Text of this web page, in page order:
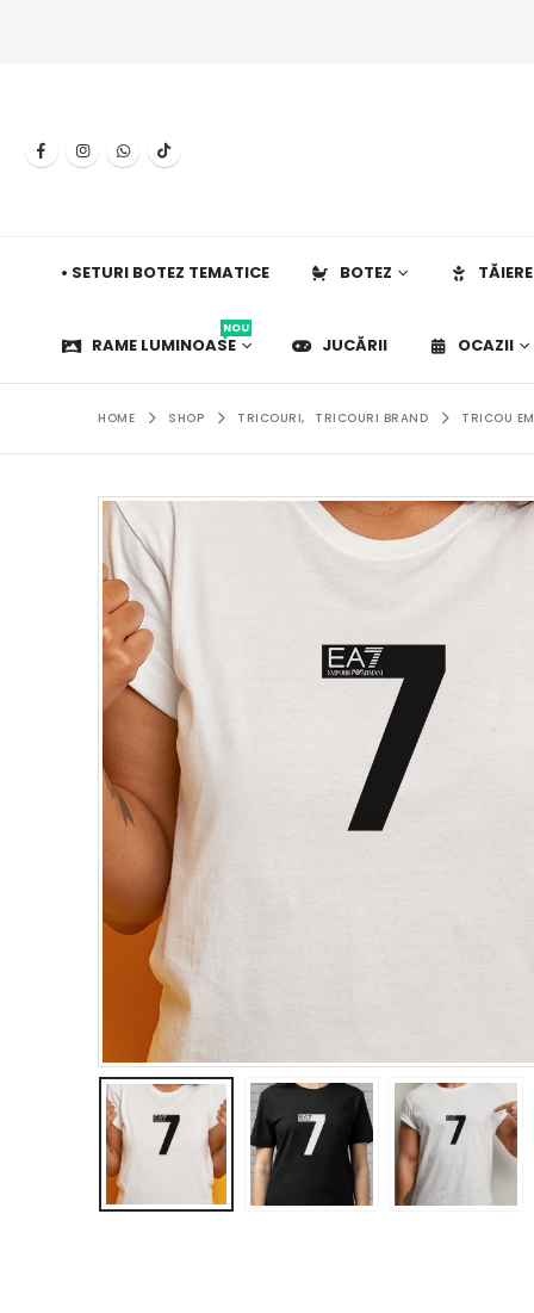
• SETURI BOTEZ TEMATICE BOTEZ
RAME LUMINOASE
NOU
JUCĂRII OCAZII
HOME SHOP TRICOURI, TRICOURI BRAND TRICOU